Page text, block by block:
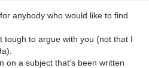
anybody who would like to find
tough to argue with you (not that I
on a subject that's been written